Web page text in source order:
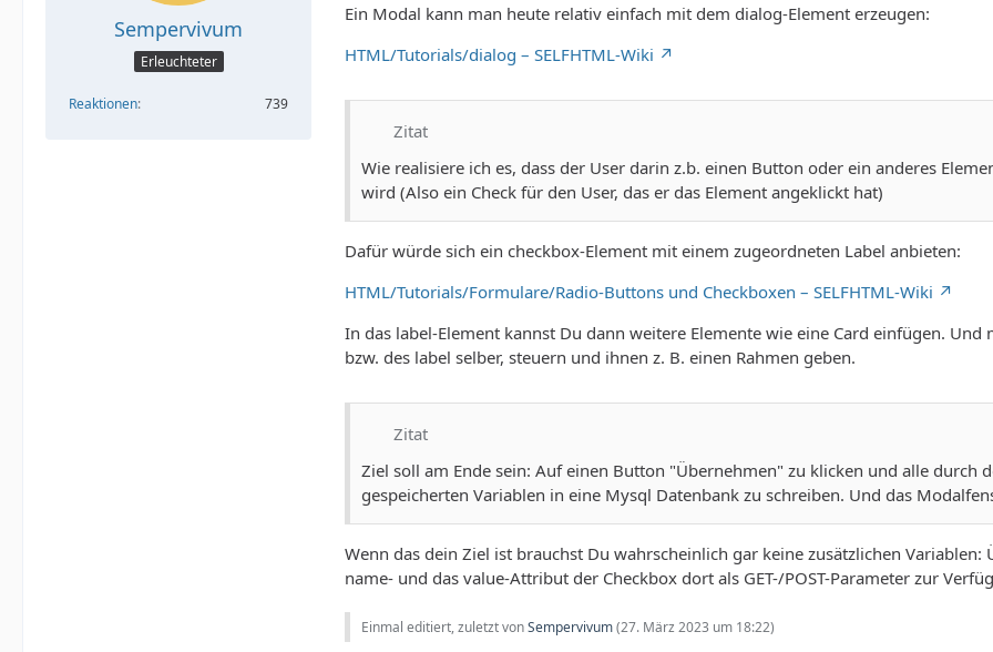
Sempervivum
Erleuchteter
Reaktionen 739
Ein Modal kann man heute relativ einfach mit dem dialog-Element erzeugen:
HTML/Tutorials/dialog – SELFHTML-Wiki
Zitat
Wie realisiere ich es, dass der User darin z.b. einen Button oder ein anderes
wird (Also ein Check für den User, das er das Element angeklickt hat)
Dafür würde sich ein checkbox-Element mit einem zugeordneten Label anbieten:
HTML/Tutorials/Formulare/Radio-Buttons und Checkboxen – SELFHTML-Wiki
In das label-Element kannst Du dann weitere Elemente wie eine Card einfügen.
bzw. des label selber, steuern und ihnen z. B. einen Rahmen geben.
Zitat
Ziel soll am Ende sein: Auf einen Button "Übernehmen" zu klicken und alle durch
gespeicherten Variablen in eine Mysql Datenbank zu schreiben. Und das
Wenn das dein Ziel ist brauchst Du wahrscheinlich gar keine zusätzlichen
name- und das value-Attribut der Checkbox dort als GET-/POST-Parameter zur
Einmal editiert, zuletzt vonSempervivum(27. März 2023 um 18:22)